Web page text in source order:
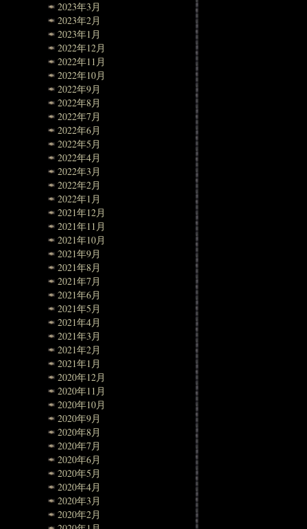
2023年3月
2023年2月
2023年1月
2022年12月
2022年11月
2022年10月
2022年9月
2022年8月
2022年7月
2022年6月
2022年5月
2022年4月
2022年3月
2022年2月
2022年1月
2021年12月
2021年11月
2021年10月
2021年9月
2021年8月
2021年7月
2021年6月
2021年5月
2021年4月
2021年3月
2021年2月
2021年1月
2020年12月
2020年11月
2020年10月
2020年9月
2020年8月
2020年7月
2020年6月
2020年5月
2020年4月
2020年3月
2020年2月